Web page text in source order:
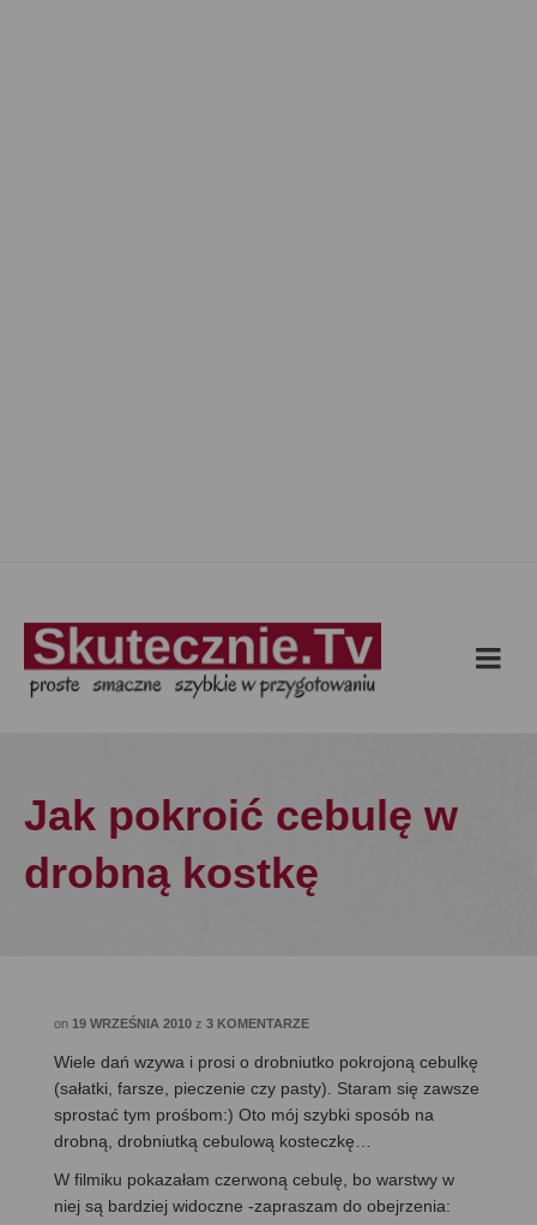
Jak pokroić cebulę w
drobną kostkę
on 19 WRZEŚNIA 2010 z 3 KOMENTARZE
Wiele dań wzywa i prosi o drobniutko pokrojoną cebulkę
(sałatki, farsze, pieczenie czy pasty). Staram się zawsze
sprostać tym prośbom:) Oto mój szybki sposób na
drobną, drobniutką cebulową kosteczkę…
W filmiku pokazałam czerwoną cebulę, bo warstwy w
niej są bardziej widoczne -zapraszam do obejrzenia: